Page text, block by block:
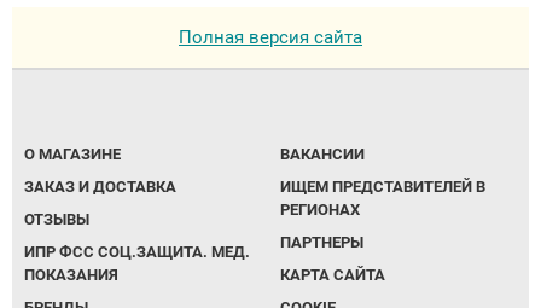
Полная версия сайта
О МАГАЗИНЕ
ЗАКАЗ И ДОСТАВКА
ОТЗЫВЫ
ИПР ФСС СОЦ.ЗАЩИТА. МЕД.
ПОКАЗАНИЯ
ВАКАНСИИ
ИЩЕМ ПРЕДСТАВИТЕЛЕЙ В
РЕГИОНАХ
ПАРТНЕРЫ
КАРТА САЙТА